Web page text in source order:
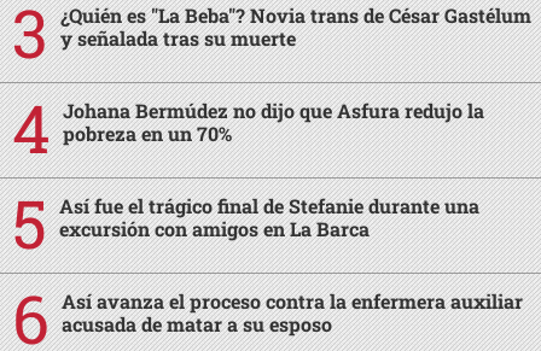
¿Quién es "La Beba"? Novia trans de César Gastélum
y señalada tras su muerte
Johana Bermúdez no dijo que Asfura redujo la
pobreza en un 70%
Así fue el trágico final de Stefanie durante una
excursión con amigos en La Barca
Así avanza el proceso contra la enfermera auxiliar
acusada de matar a su esposo